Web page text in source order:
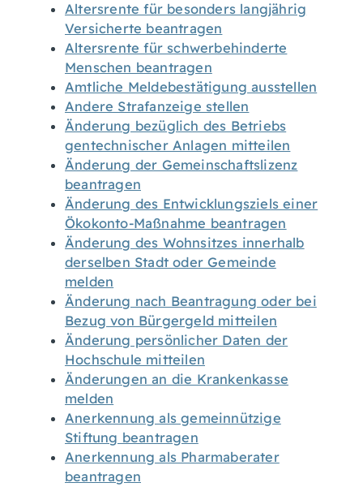
Altersrente für besonders langjährig
Versicherte beantragen
Altersrente für schwerbehinderte
Menschen beantragen
Amtliche Meldebestätigung ausstellen
Andere Strafanzeige stellen
Änderung bezüglich des Betriebs
gentechnischer Anlagen mitteilen
Änderung der Gemeinschaftslizenz
beantragen
Änderung des Entwicklungsziels einer
Ökokonto-Maßnahme beantragen
Änderung des Wohnsitzes innerhalb
derselben Stadt oder Gemeinde
melden
Änderung nach Beantragung oder bei
Bezug von Bürgergeld mitteilen
Änderung persönlicher Daten der
Hochschule mitteilen
Änderungen an die Krankenkasse
melden
Anerkennung als gemeinnützige
Stiftung beantragen
Anerkennung als Pharmaberater
beantragen